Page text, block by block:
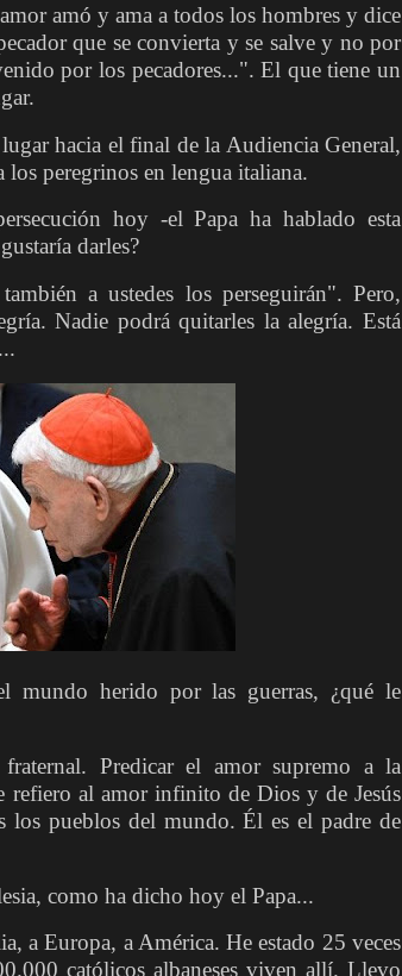
amó y ama a todos los hombres y dice
que se convierta y se salve y no por
por los pecadores...". El que tiene un
hacia el final de la Audiencia General,
los peregrinos en lengua italiana.
hoy -el Papa ha hablado esta
darles?
a ustedes los perseguirán". Pero,
Nadie podrá quitarles la alegría. Está
mundo herido por las guerras, ¿qué le
Predicar el amor supremo a la
refiero al amor infinito de Dios y de Jesús
los pueblos del mundo. Él es el padre de
como ha dicho hoy el Papa...
a Europa, a América. He estado 25 veces
católicos albaneses viven allí. Llevo